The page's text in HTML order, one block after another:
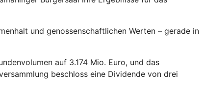
und genossenschaftlichen Werten – gerade in
auf 3.174 Mio. Euro, und das
beschloss eine Dividende von drei